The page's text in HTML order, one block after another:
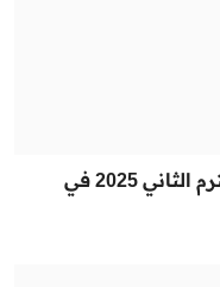
رابط نتيجة الصف الثالث الاعدادي الترم الثاني 2025 في